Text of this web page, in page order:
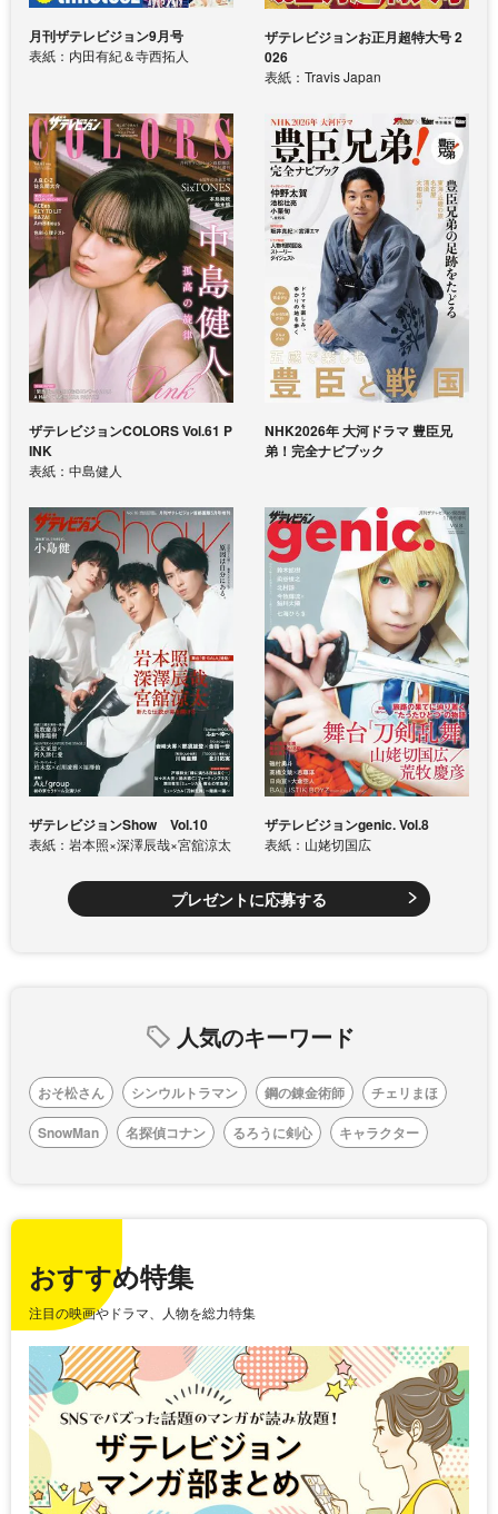
月刊ザテレビジョン9月号
表紙：内田有紀＆寺西拓人
ザテレビジョンお正月超特大号 2
026
表紙：Travis Japan
ザテレビジョンCOLORS Vol.61 P
INK
表紙：中島健人
NHK2026年 大河ドラマ 豊臣兄
弟！完全ナビブック
ザテレビジョンShow Vol.10
表紙：岩本照×深澤辰哉×宮舘涼太
ザテレビジョンgenic. Vol.8
表紙：山姥切国広
プレゼントに応募する
人気のキーワード
おそ松さん シンウルトラマン 鋼の錬金術師
チェリまほ
SnowMan
名探偵コナン るろうに剣心 キャラクター
おすすめ特集
注目の映画やドラマ、人物を総力特集